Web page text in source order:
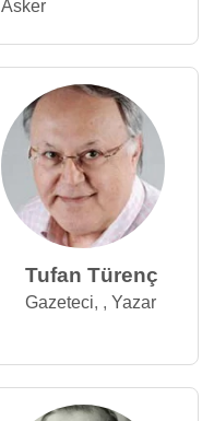
Asker
Tufan Türenç
Gazeteci, , Yazar